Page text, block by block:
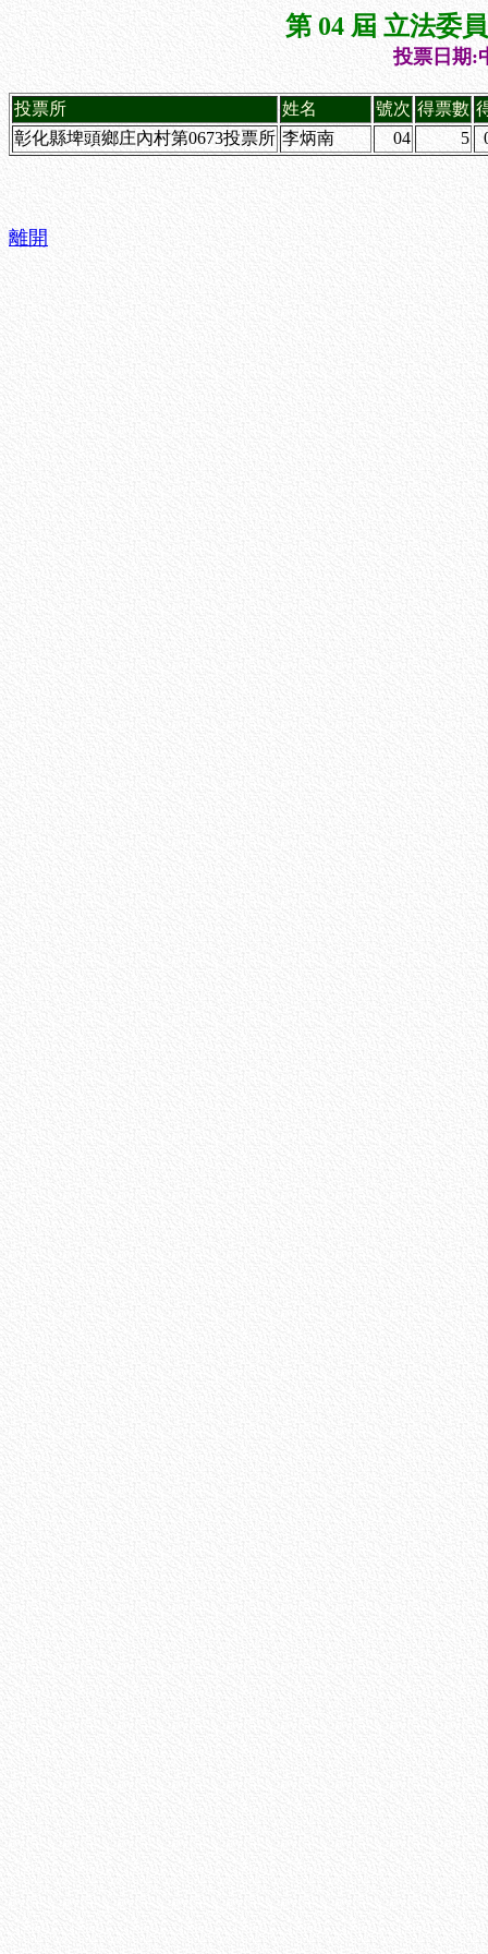
第 04 屆 立法委
投票日期:
投票所 姓名 號次 得票數
彰化縣埤頭鄉庄內村第0673投票所 李炳南 04 5
離開